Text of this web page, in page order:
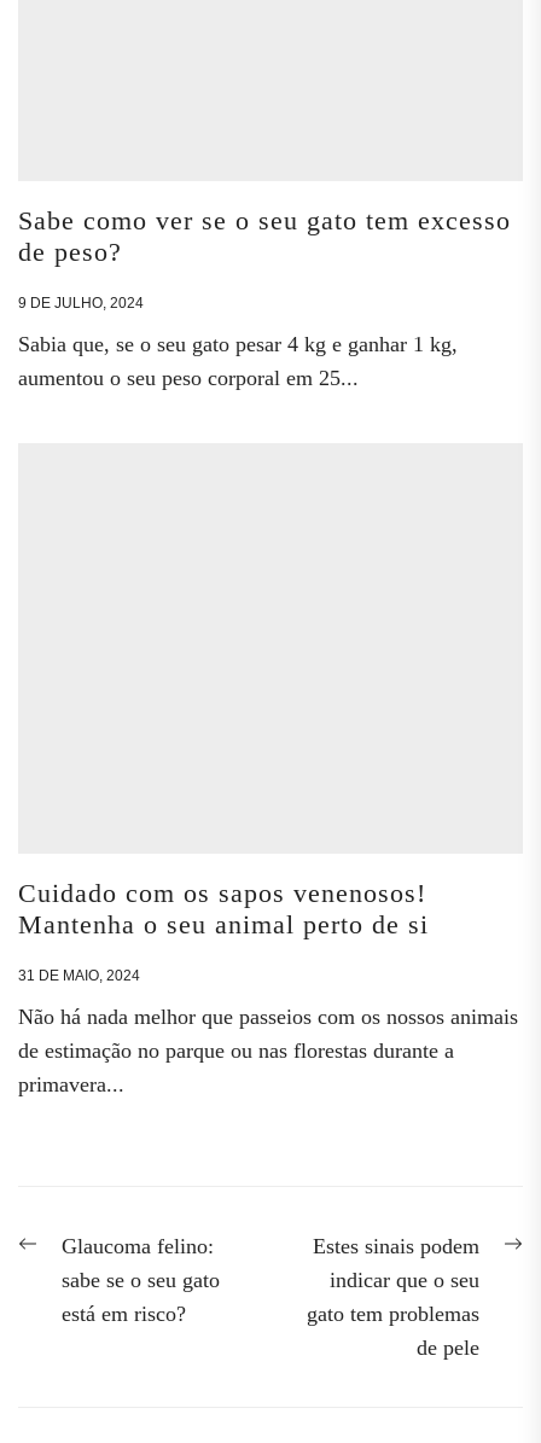
Sabe como ver se o seu gato tem excesso
de peso?
9 DE JULHO, 2024
Sabia que, se o seu gato pesar 4 kg e ganhar 1 kg,
aumentou o seu peso corporal em 25...
Cuidado com os sapos venenosos!
Mantenha o seu animal perto de si
31 DE MAIO, 2024
Não há nada melhor que passeios com os nossos animais
de estimação no parque ou nas florestas durante a
primavera...
Navegação
artigos
PreviousGlaucoma felino:
sabe se o seu gato
está em risco?
Estes sinais podem
indicar que o seu
gato tem problemas
de pele